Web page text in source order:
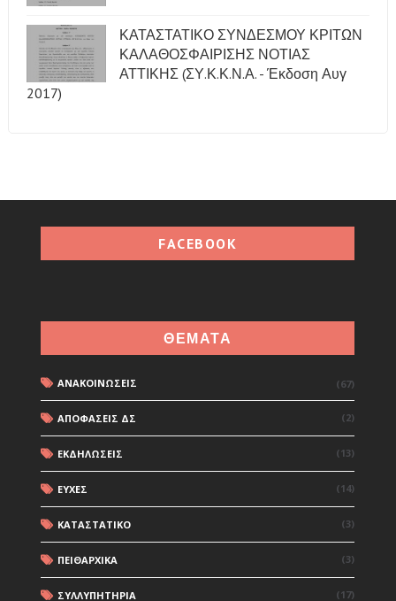
ΚΑΤΑΣΤΑΤΙΚΟ ΣΥΝΔΕΣΜΟΥ ΚΡΙΤΩΝ
ΚΑΛΑΘΟΣΦΑΙΡΙΣΗΣ ΝΟΤΙΑΣ
ΑΤΤΙΚΗΣ (ΣΥ.Κ.Κ.Ν.Α. - Έκδοση Αυγ
2017)
FACEBOOK
ΘΕΜΑΤΑ
ΑΝΑΚΟΙΝΩΣΕΙΣ (67)
ΑΠΟΦΑΣΕΙΣ ΔΣ (2)
ΕΚΔΗΛΩΣΕΙΣ (13)
ΕΥΧΕΣ (14)
ΚΑΤΑΣΤΑΤΙΚΟ (3)
ΠΕΙΘΑΡΧΙΚΑ (3)
ΣΥΛΛΥΠΗΤΗΡΙΑ (17)